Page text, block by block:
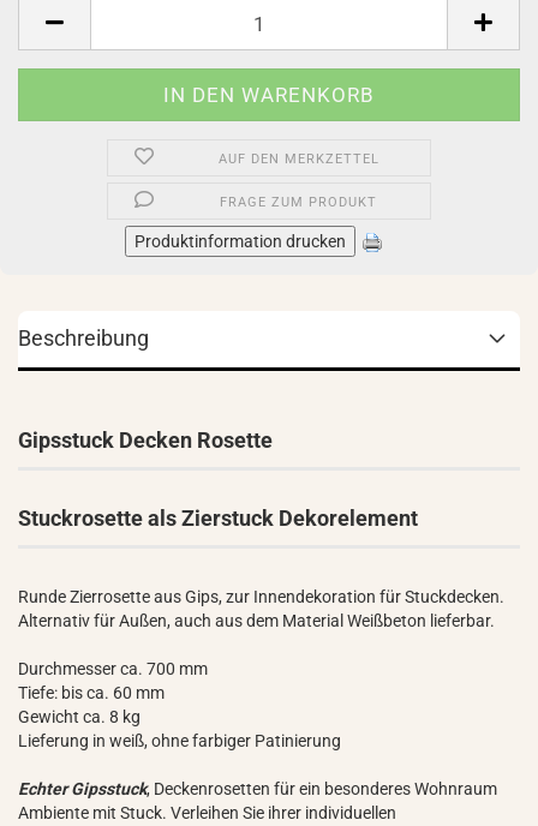
AUF DEN MERKZETTEL
FRAGE ZUM PRODUKT
Produktinformation drucken
Beschreibung
Gipsstuck Decken Rosette
Stuckrosette als Zierstuck Dekorelement
Runde Zierrosette aus Gips, zur Innendekoration für Stuckdecken.
Alternativ für Außen, auch aus dem Material Weißbeton lieferbar.
Durchmesser ca. 700 mm
Tiefe: bis ca. 60 mm
Gewicht ca. 8 kg
Lieferung in weiß, ohne farbiger Patinierung
Echter Gipsstuck, Deckenrosetten für ein besonderes Wohnraum
Ambiente mit Stuck. Verleihen Sie ihrer individuellen